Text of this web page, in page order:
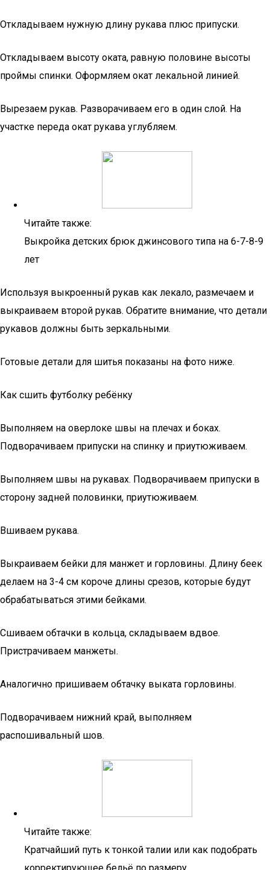
Откладываем нужную длину рукава плюс припуски.
Откладываем высоту оката, равную половине высоты
проймы спинки. Оформляем окат лекальной линией.
Вырезаем рукав. Разворачиваем его в один слой. На
участке переда окат рукава углубляем.
Читайте также:
Выкройка детских брюк джинсового типа на 6-7-8-9
лет
Используя выкроенный рукав как лекало, размечаем и
выкраиваем второй рукав. Обратите внимание, что детали
рукавов должны быть зеркальными.
Готовые детали для шитья показаны на фото ниже.
Как сшить футболку ребёнку
Выполняем на оверлоке швы на плечах и боках.
Подворачиваем припуски на спинку и приутюживаем.
Выполняем швы на рукавах. Подворачиваем припуски в
сторону задней половинки, приутюживаем.
Вшиваем рукава.
Выкраиваем бейки для манжет и горловины. Длину беек
делаем на 3-4 см короче длины срезов, которые будут
обрабатываться этими бейками.
Сшиваем обтачки в кольца, складываем вдвое.
Пристрачиваем манжеты.
Аналогично пришиваем обтачку выката горловины.
Подворачиваем нижний край, выполняем
распошивальный шов.
Читайте также:
Кратчайший путь к тонкой талии или как подобрать